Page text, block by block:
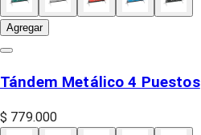
Agregar
Tándem Metálico 4 Puestos
$ 779.000